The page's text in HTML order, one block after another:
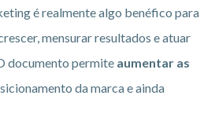
é realmente algo benéfico para
mensurar resultados e atuar
documento permite aumentar as
da marca e ainda